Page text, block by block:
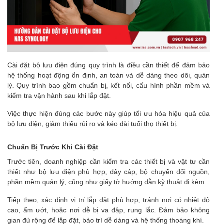
Cài đặt bộ lưu điện đúng quy trình là điều cần thiết để đảm bảo
hệ thống hoạt động ổn định, an toàn và dễ dàng theo dõi, quản
lý. Quy trình bao gồm chuẩn bị, kết nối, cấu hình phần mềm và
kiểm tra vận hành sau khi lắp đặt.
Việc thực hiện đúng các bước này giúp tối ưu hóa hiệu quả của
bộ lưu điện, giảm thiểu rủi ro và kéo dài tuổi thọ thiết bị.
Chuẩn Bị Trước Khi Cài Đặt
Trước tiên, doanh nghiệp cần kiểm tra các thiết bị và vật tư cần
thiết như bộ lưu điện phù hợp, dây cáp, bộ chuyển đổi nguồn,
phần mềm quản lý, cũng như giấy tờ hướng dẫn kỹ thuật đi kèm.
Tiếp theo, xác định vị trí lắp đặt phù hợp, tránh nơi có nhiệt độ
cao, ẩm ướt, hoặc nơi dễ bị va đập, rung lắc. Đảm bảo không
gian đủ rộng để lắp đặt, bảo trì dễ dàng và hệ thống thoáng khí.